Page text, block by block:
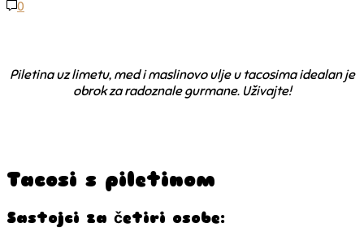
0
Piletina uz limetu, med i maslinovo ulje u tacosima idealan je
obrok za radoznale gurmane. Uživajte!
Tacosi s piletinom
Sastojci za četiri osobe: